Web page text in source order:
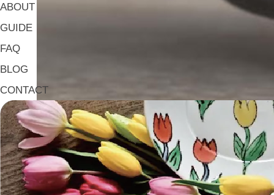
ABOUT
GUIDE
FAQ
BLOG
CONTACT